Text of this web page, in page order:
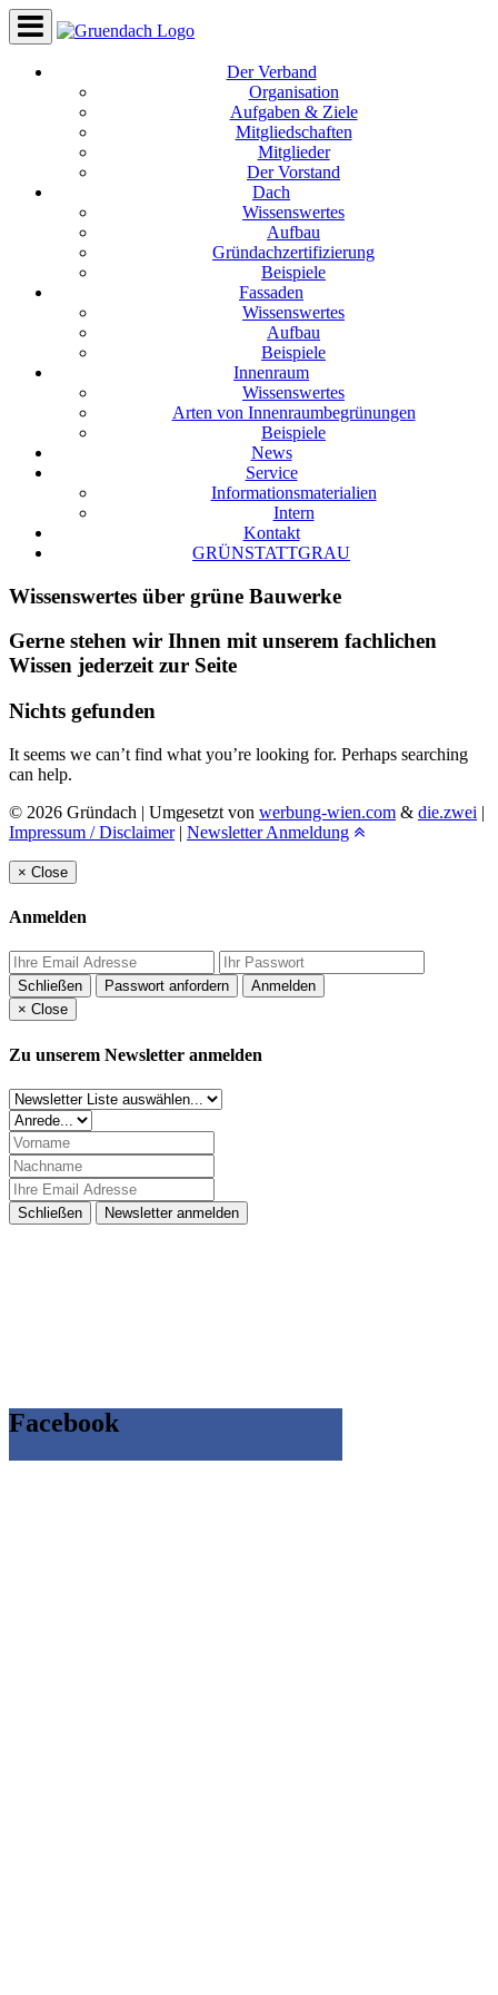
Der Verband
Organisation
Aufgaben & Ziele
Mitgliedschaften
Mitglieder
Der Vorstand
Dach
Wissenswertes
Aufbau
Gründachzertifizierung
Beispiele
Fassaden
Wissenswertes
Aufbau
Beispiele
Innenraum
Wissenswertes
Arten von Innenraumbegrünungen
Beispiele
News
Service
Informationsmaterialien
Intern
Kontakt
GRÜNSTATTGRAU
Wissenswertes über grüne Bauwerke
Gerne stehen wir Ihnen mit unserem fachlichen
Wissen jederzeit zur Seite
Nichts gefunden
It seems we can’t find what you’re looking for. Perhaps searching
can help.
© 2026 Gründach | Umgesetzt von werbung-wien.com & die.zwei |
Impressum / Disclaimer| Newsletter Anmeldung
× Close
Anmelden
Schließen Passwort anfordern
Anmelden
× Close
Zu unserem Newsletter anmelden
Schließen Newsletter anmelden
Facebook